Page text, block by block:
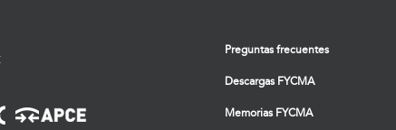
Preguntas frecuentes
Descargas FYCMA
Memorias FYCMA